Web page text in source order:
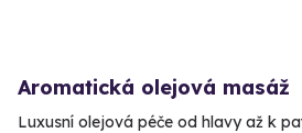
Aromatická olejová masáž
Luxusní olejová péče od hlavy až k